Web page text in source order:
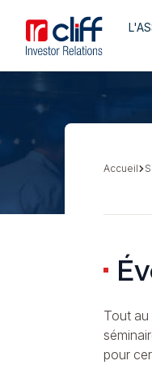
contenu
principal
Aller directement au
Fil
Accueil
Tout au
pour